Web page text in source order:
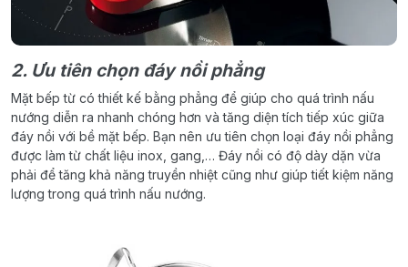
2. Ưu tiên chọn đáy nồi phẳng
Mặt bếp từ có thiết kế bằng phẳng để giúp cho quá trình nấu
nướng diễn ra nhanh chóng hơn và tăng diện tích tiếp xúc giữa
đáy nồi với bề mặt bếp. Bạn nên ưu tiên chọn loại đáy nồi phẳng
được làm từ chất liệu inox, gang,… Đáy nồi có độ dày dặn vừa
phải để tăng khả năng truyền nhiệt cũng như giúp tiết kiệm năng
lượng trong quá trình nấu nướng.